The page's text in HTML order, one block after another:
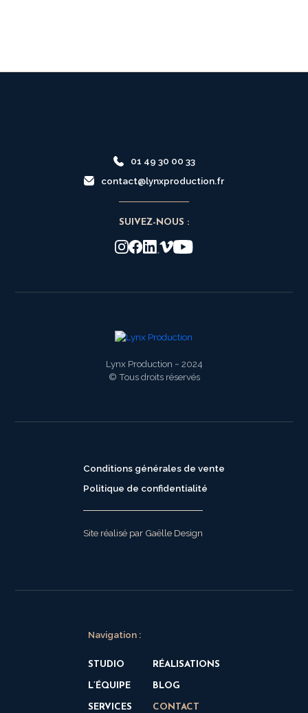
01 49 30 00 33
contact@lynxproduction.fr
SUIVEZ-NOUS :
Lynx Production ~ 2024
© Tous droits réservés
Conditions générales de vente
Politique de confidentialité
Site réalisé par Gaëlle Design
Navigation :
STUDIO
L’ÉQUIPE
SERVICES
RÉALISATIONS
BLOG
CONTACT